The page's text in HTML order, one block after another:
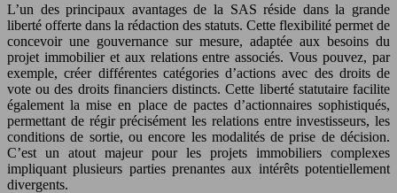
L’un des principaux avantages de la SAS réside dans la grande
liberté offerte dans la rédaction des statuts. Cette flexibilité permet de
concevoir une gouvernance sur mesure, adaptée aux besoins du
projet immobilier et aux relations entre associés. Vous pouvez, par
exemple, créer différentes catégories d’actions avec des droits de
vote ou des droits financiers distincts. Cette liberté statutaire facilite
également la mise en place de pactes d’actionnaires sophistiqués,
permettant de régir précisément les relations entre investisseurs, les
conditions de sortie, ou encore les modalités de prise de décision.
C’est un atout majeur pour les projets immobiliers complexes
impliquant plusieurs parties prenantes aux intérêts potentiellement
divergents.